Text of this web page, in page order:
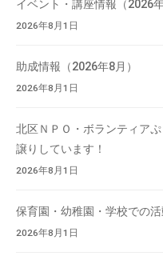
イベント・講座情報（2026年
2026年8月1日
助成情報（2026年8月）
2026年8月1日
北区ＮＰＯ・ボランティア
譲りしています！
2026年8月1日
保育園・幼稚園・学校での
2026年8月1日